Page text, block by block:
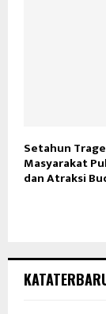
Setahun
Masyarakat
dan Atraksi